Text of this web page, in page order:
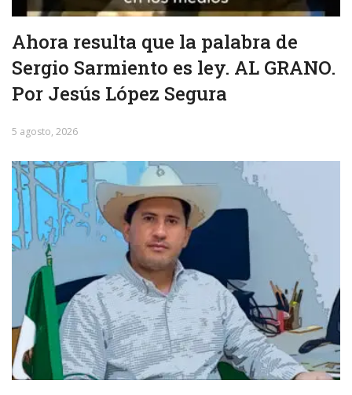
Ahora resulta que la palabra de
Sergio Sarmiento es ley. AL GRANO.
Por Jesús López Segura
5 agosto, 2026